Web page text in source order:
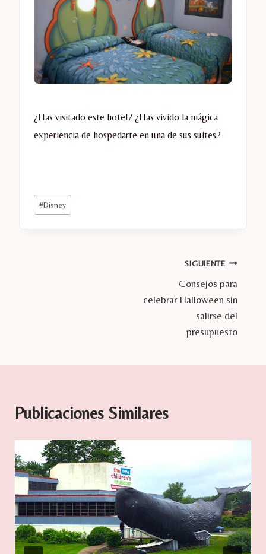
¿Has visitado este hotel? ¿Has vivido la mágica
experiencia de hospedarte en una de sus suites?
Etiquetas
de
#Disney
SIGUIENTE
Consejos para
celebrar Halloween sin
salirse del
presupuesto
Publicaciones Similares